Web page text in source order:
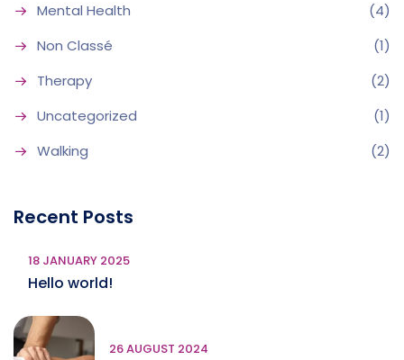
Mental Health
(4)
Non Classé
(1)
Therapy
(2)
Uncategorized
(1)
Walking
(2)
Recent Posts
18 JANUARY 2025
Hello world!
26 AUGUST 2024